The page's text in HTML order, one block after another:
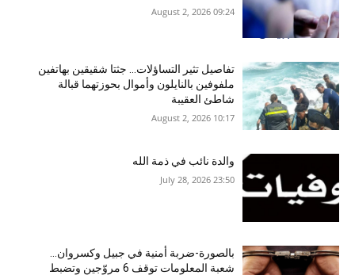
09:24 2026 ,August 2
تفاصيل تثير التساؤلات… جثتا شقيقين بهاتفين
ملفوفين بالنايلون وأموال بحوزتهما قبالة
شاطئ العقيبة
10:17 2026 ,August 2
والدة نائب في ذمة الله
23:50 2026 ,July 28
بالصورة-ضربة أمنية في جبيل وكسروان…
شعبة المعلومات توقف 6 مروّجين وتضبط